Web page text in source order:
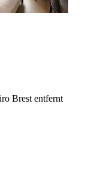
Brest entfernt